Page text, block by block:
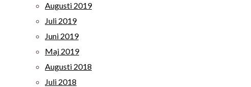
Augusti 2019
Juli 2019
Juni 2019
Maj 2019
Augusti 2018
Juli 2018